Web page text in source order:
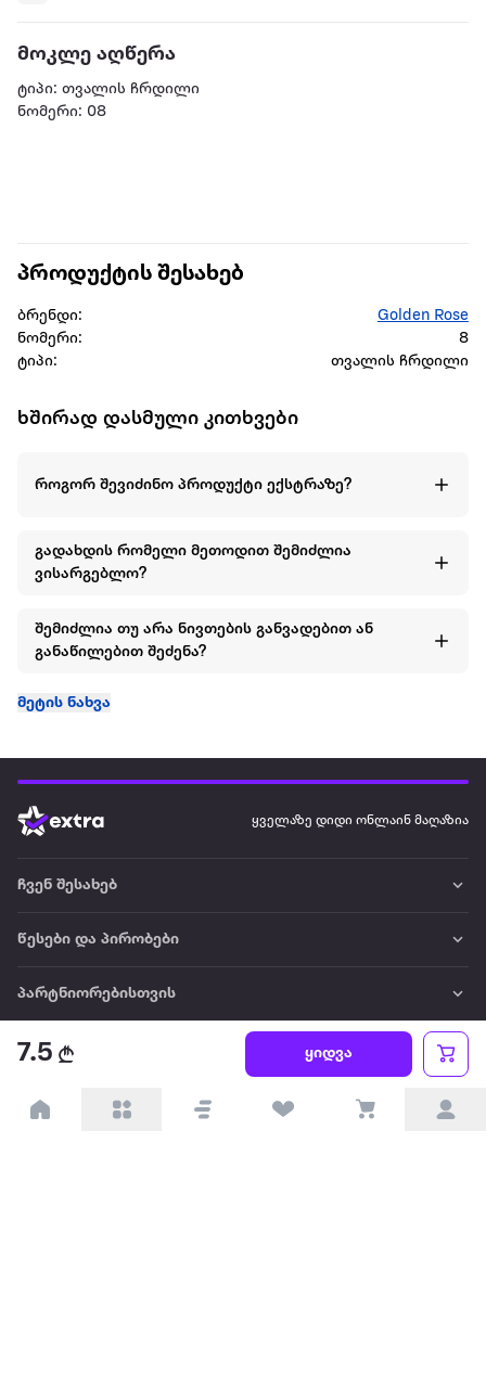
მოკლე აღწერა
ტიპი: თვალის ჩრდილი
ნომერი: 08
7.5 ყიდვა
პროდუქტის შესახებ
ბრენდი:
Golden Rose
ნომერი:
8
ტიპი:
თვალის ჩრდილი
ხშირად დასმული კითხვები
როგორ შევიძინო პროდუქტი ექსტრაზე?
გადახდის რომელი მეთოდით შემიძლია
ვისარგებლო?
შემიძლია თუ არა ნივთების განვადებით ან
განაწილებით შეძენა?
მეტის ნახვა
ყველაზე დიდი ონლაინ მაღაზია
ჩვენ შესახებ
წესები და პირობები
პარტნიორებისთვის
ტრენდული
პოპულარული